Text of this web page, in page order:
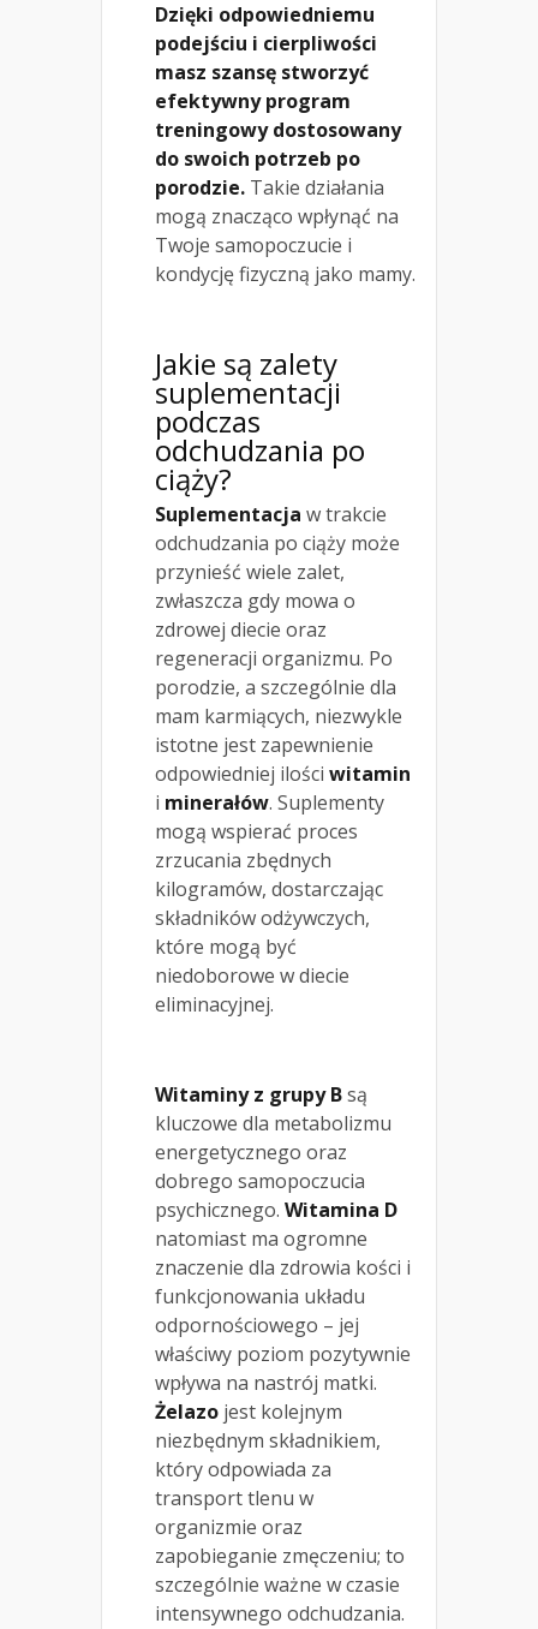
Dzięki odpowiedniemu
podejściu i cierpliwości
masz szansę stworzyć
efektywny program
treningowy dostosowany
do swoich potrzeb po
porodzie. Takie działania
mogą znacząco wpłynąć na
Twoje samopoczucie i
kondycję fizyczną jako mamy.
Jakie są zalety
suplementacji
podczas
odchudzania po
ciąży?
Suplementacja w trakcie
odchudzania po ciąży może
przynieść wiele zalet,
zwłaszcza gdy mowa o
zdrowej diecie oraz
regeneracji organizmu. Po
porodzie, a szczególnie dla
mam karmiących, niezwykle
istotne jest zapewnienie
odpowiedniej ilości witamin
i minerałów. Suplementy
mogą wspierać proces
zrzucania zbędnych
kilogramów, dostarczając
składników odżywczych,
które mogą być
niedoborowe w diecie
eliminacyjnej.
Witaminy z grupy Bsą
kluczowe dla metabolizmu
energetycznego oraz
dobrego samopoczucia
psychicznego. Witamina D
natomiast ma ogromne
znaczenie dla zdrowia kości i
funkcjonowania układu
odpornościowego – jej
właściwy poziom pozytywnie
wpływa na nastrój matki.
Żelazo jest kolejnym
niezbędnym składnikiem,
który odpowiada za
transport tlenu w
organizmie oraz
zapobieganie zmęczeniu; to
szczególnie ważne w czasie
intensywnego odchudzania.